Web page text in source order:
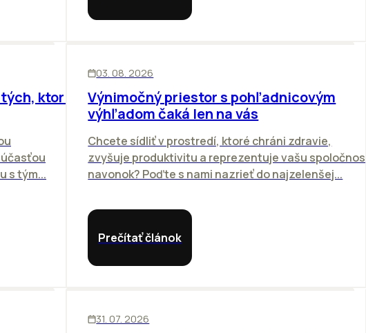
ktorí
s tým...
03. 08. 2026
Výnimočný priestor s pohľadnicovým
výhľadom čaká len na vás
Chcete sídliť v prostredí, ktoré chráni zdravie,
zvyšuje produktivitu a reprezentuje vašu spoločnosť
navonok? Poďte s nami nazrieť do najzelenšej...
Prečítať článok
31. 07. 2026